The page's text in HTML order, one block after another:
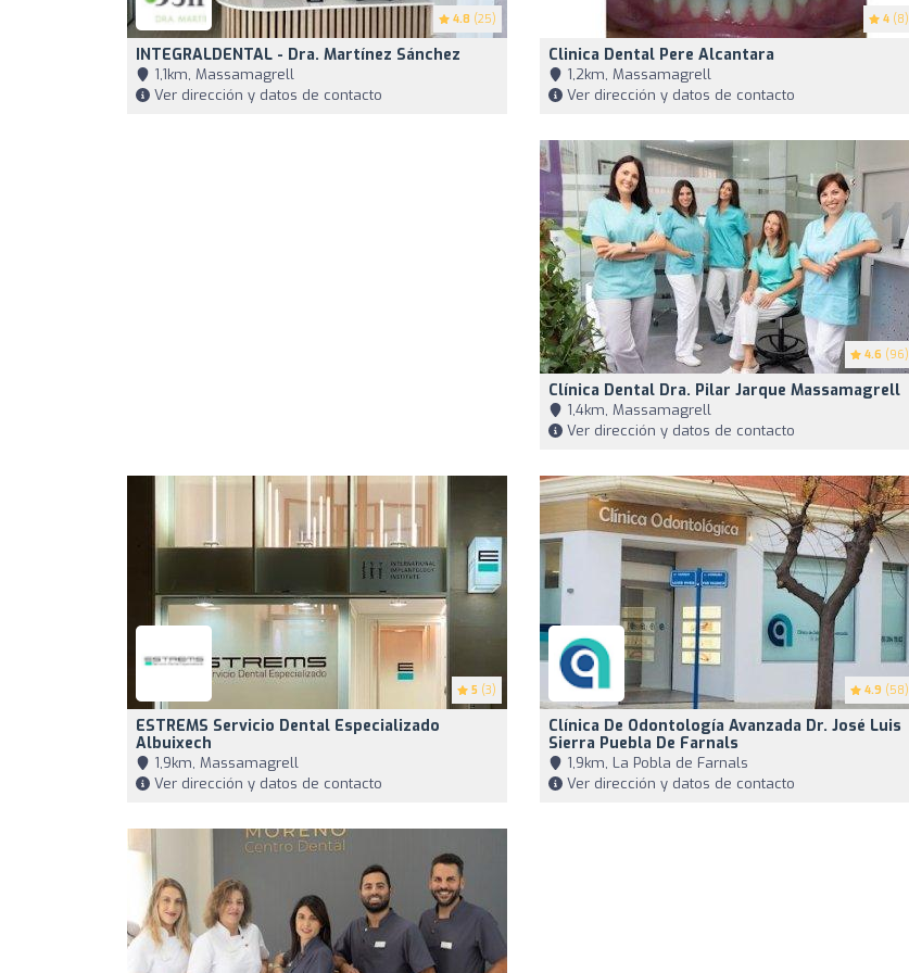
4.8 (25)
INTEGRALDENTAL - Dra. Martínez Sánchez
1,1km, Massamagrell
Ver dirección y datos de contacto
4 (8)
Clinica Dental Pere Alcantara
1,2km, Massamagrell
Ver dirección y datos de contacto
4.6 (96)
Clínica Dental Dra. Pilar Jarque Massamagrell
1,4km, Massamagrell
Ver dirección y datos de contacto
5 (3)
ESTREMS Servicio Dental Especializado
Albuixech
1,9km, Massamagrell
Ver dirección y datos de contacto
4.9 (58)
Clínica De Odontología Avanzada Dr. José Luis
Sierra Puebla De Farnals
1,9km, La Pobla de Farnals
Ver dirección y datos de contacto